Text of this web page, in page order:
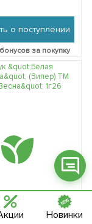
о поступлении
за покупку
Телеграм
Вайбер
Інстаграм
Новинки